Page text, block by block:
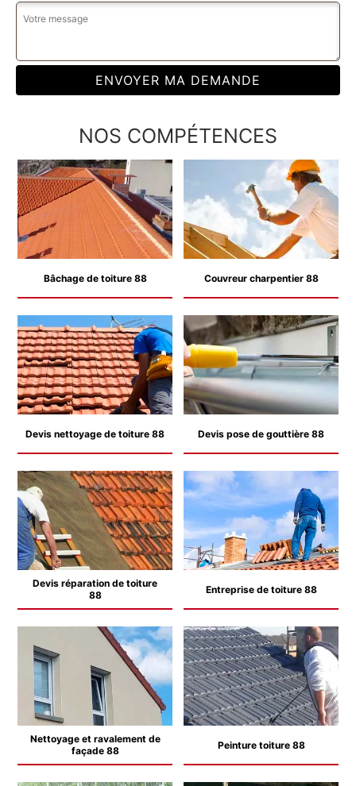
NOS COMPÉTENCES
Bâchage de toiture 88 Couvreur charpentier 88
Devis nettoyage de toiture 88 Devis pose de gouttière 88
Devis réparation de toiture
88
Entreprise de toiture 88
Nettoyage et ravalement de
façade 88
Peinture toiture 88